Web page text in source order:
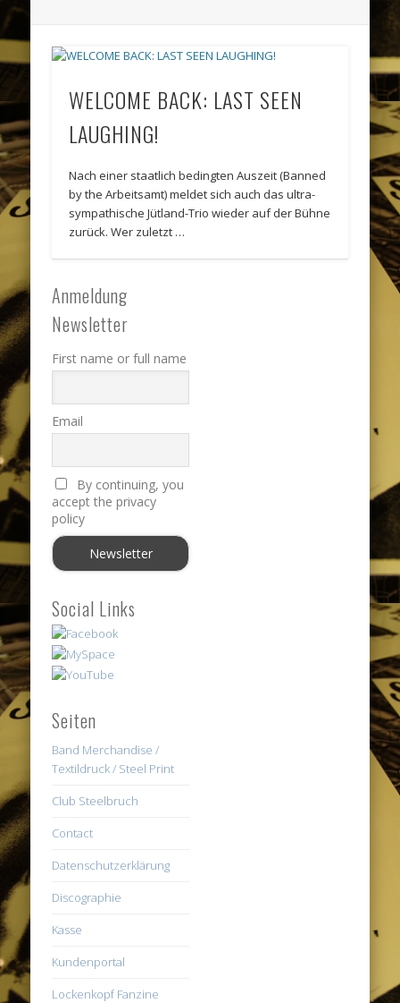
WELCOME BACK: LAST SEEN
LAUGHING!
Nach einer staatlich bedingten Auszeit (Banned
by the Arbeitsamt) meldet sich auch das ultra-
sympathische Jütland-Trio wieder auf der Bühne
zurück. Wer zuletzt …
Anmeldung
Newsletter
First name or full name
Email
By continuing, you
accept the privacy
policy
Social Links
Seiten
Band Merchandise /
Textildruck / Steel Print
Club Steelbruch
Contact
Datenschutzerklärung
Discographie
Kasse
Kundenportal
Lockenkopf Fanzine